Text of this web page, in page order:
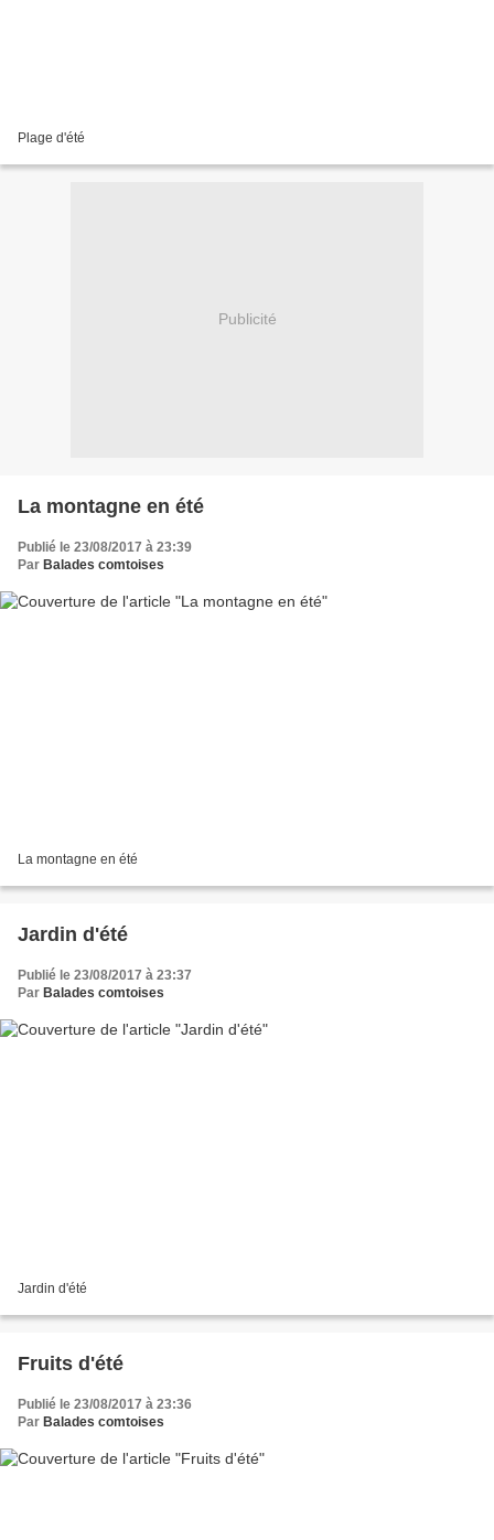
Plage d'été
Publicité
La montagne en été
Publié le 23/08/2017 à 23:39
Par Balades comtoises
La montagne en été
Jardin d'été
Publié le 23/08/2017 à 23:37
Par Balades comtoises
Jardin d'été
Fruits d'été
Publié le 23/08/2017 à 23:36
Par Balades comtoises